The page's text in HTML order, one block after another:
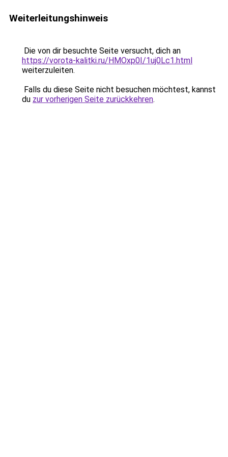
Weiterleitungshinweis
Die von dir besuchte Seite versucht, dich an
https://vorota-kalitki.ru/HMOxp0I/1uj0Lc1.html
weiterzuleiten.
Falls du diese Seite nicht besuchen möchtest, kannst
du zur vorherigen Seite zurückkehren.